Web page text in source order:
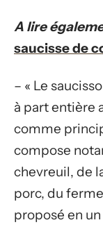
A lire
saucisse de
– « Le
à part entière
comme
compose
chevreuil, de
porc, du
proposé en